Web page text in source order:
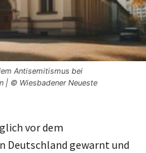
Antisemitismus bei
| © Wiesbadener Neueste
vor dem
Deutschland gewarnt und